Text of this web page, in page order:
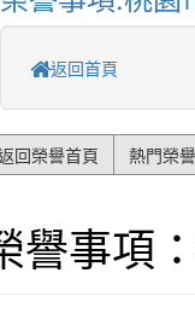
返回首頁
回榮譽首頁 熱門榮譽
譽事項